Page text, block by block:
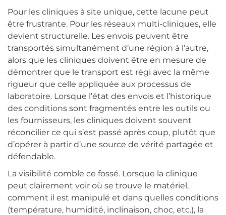
Pour les cliniques à site unique, cette lacune peut
être frustrante. Pour les réseaux multi-cliniques, elle
devient structurelle. Les envois peuvent être
transportés simultanément d’une région à l’autre,
alors que les cliniques doivent être en mesure de
démontrer que le transport est régi avec la même
rigueur que celle appliquée aux processus de
laboratoire. Lorsque l’état des envois et l’historique
des conditions sont fragmentés entre les outils ou
les fournisseurs, les cliniques doivent souvent
réconcilier ce qui s’est passé après coup, plutôt que
d’opérer à partir d’une source de vérité partagée et
défendable.
La visibilité comble ce fossé. Lorsque la clinique
peut clairement voir où se trouve le matériel,
comment il est manipulé et dans quelles conditions
(température, humidité, inclinaison, choc, etc.), la